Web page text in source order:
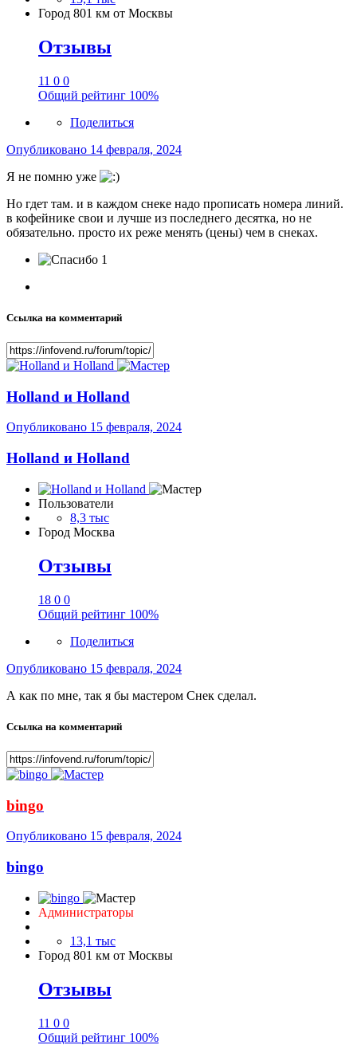
Город 801 км от Москвы
Отзывы
11 0 0
Общий рейтинг 100%
Поделиться
Опубликовано 14 февраля, 2024
Я не помню уже
Но гдет там. и в каждом снеке надо прописать номера линий.
в кофейнике свои и лучше из последнего десятка, но не
обязательно. просто их реже менять (цены) чем в снеках.
1
Ссылка на комментарий
Holland и Holland
Опубликовано 15 февраля, 2024
Holland и Holland
Пользователи
8,3 тыс
Город Москва
Отзывы
18 0 0
Общий рейтинг 100%
Поделиться
Опубликовано 15 февраля, 2024
А как по мне, так я бы мастером Снек сделал.
Ссылка на комментарий
bingo
Опубликовано 15 февраля, 2024
bingo
Администраторы
13,1 тыс
Город 801 км от Москвы
Отзывы
11 0 0
Общий рейтинг 100%